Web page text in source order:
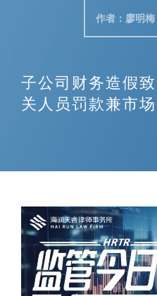
作者：廖明
子公司财务造假
关人员罚款兼市